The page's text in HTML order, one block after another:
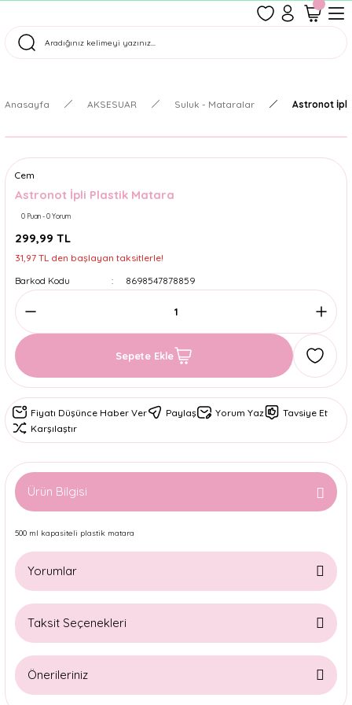
Tüm Siparişler Aynı Gün Kargoda!
Anasayfa AKSESUAR Suluk - Mataralar Astronot
Cem
Astronot İpli Plastik Matara
0 Puan - 0 Yorum
299,99 TL
31,97 TL den başlayan taksitlerle!
Barkod Kodu
8698547878859
Sepete Ekle
Fiyatı Düşünce Haber Ver Paylaş Yorum Yaz
Tavsiye Et
Karşılaştır
Ürün Bilgisi
500 ml kapasiteli plastik matara
Yorumlar
Taksit Seçenekleri
Önerileriniz